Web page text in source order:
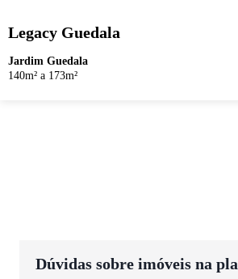
Legacy Guedala
Jardim Guedala
140m² a 173m²
Dúvidas sobre imóveis na